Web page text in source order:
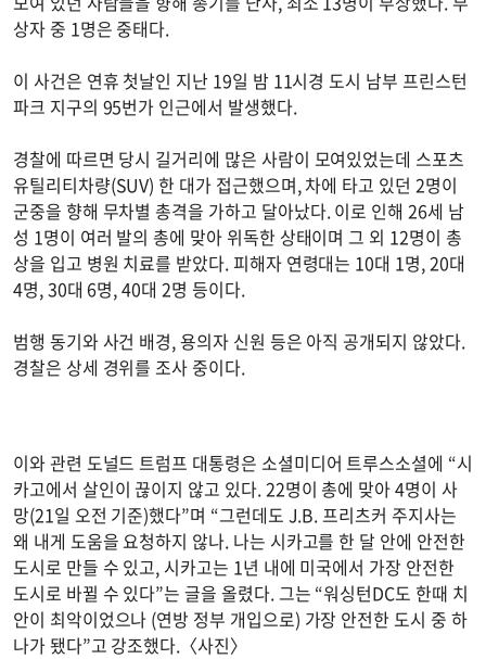
상자 중 1명은 중태다.
이 사건은 연휴 첫날인 지난 19일 밤 11시경 도시 남부 프린스턴
파크 지구의 95번가 인근에서 발생했다.
경찰에 따르면 당시 길거리에 많은 사람이 모여있었는데 스포츠
유틸리티차량(SUV) 한 대가 접근했으며, 차에 타고 있던 2명이
군중을 향해 무차별 총격을 가하고 달아났다. 이로 인해 26세 남
성 1명이 여러 발의 총에 맞아 위독한 상태이며 그 외 12명이 총
상을 입고 병원 치료를 받았다. 피해자 연령대는 10대 1명, 20대
4명, 30대 6명, 40대 2명 등이다.
범행 동기와 사건 배경, 용의자 신원 등은 아직 공개되지 않았다.
경찰은 상세 경위를 조사 중이다.
이와 관련 도널드 트럼프 대통령은 소셜미디어 트루스소셜에 “시
카고에서 살인이 끊이지 않고 있다. 22명이 총에 맞아 4명이 사
망(21일 오전 기준)했다”며 “그런데도 J.B. 프리츠커 주지사는
왜 내게 도움을 요청하지 않나. 나는 시카고를 한 달 안에 안전한
도시로 만들 수 있고, 시카고는 1년 내에 미국에서 가장 안전한
도시로 바뀔 수 있다”는 글을 올렸다. 그는 “워싱턴DC도 한때 치
안이 최악이었으나 (연방 정부 개입으로) 가장 안전한 도시 중 하
나가 됐다”고 강조했다.〈사진〉